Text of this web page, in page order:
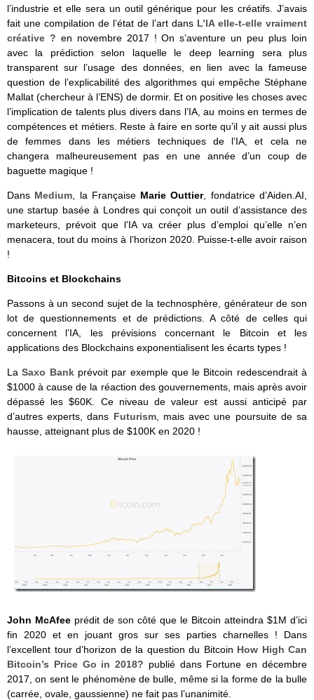
l’industrie et elle sera un outil générique pour les créatifs. J’avais
fait une compilation de l’état de l’art dans L’IA elle-t-elle vraiment
créative ? en novembre 2017 ! On s’aventure un peu plus loin
avec la prédiction selon laquelle le deep learning sera plus
transparent sur l’usage des données, en lien avec la fameuse
question de l’explicabilité des algorithmes qui empêche Stéphane
Mallat (chercheur à l’ENS) de dormir. Et on positive les choses avec
l’implication de talents plus divers dans l’IA, au moins en termes de
compétences et métiers. Reste à faire en sorte qu’il y ait aussi plus
de femmes dans les métiers techniques de l’IA, et cela ne
changera malheureusement pas en une année d’un coup de
baguette magique !
Dans Medium , la Française Marie Outtier, fondatrice d’Aiden.AI,
une startup basée à Londres qui conçoit un outil d’assistance des
marketeurs,
prévoit que l’IA va créer plus d’emploi qu’elle n’en
menacera, tout du moins à l’horizon 2020. Puisse-t-elle avoir raison
!
Bitcoins et Blockchains
Passons à un second sujet de la technosphère, générateur de son
lot de questionnements et de prédictions. A côté de celles qui
concernent l’IA, les prévisions concernant le Bitcoin et les
applications des Blockchains exponentialisent les écarts types !
LaSaxo Bankprévoit par exemple que le Bitcoin redescendrait à
$1000 à cause de la réaction des gouvernements, mais après avoir
dépassé les $60K. Ce niveau de valeur est aussi anticipé par
d’autres experts, dans Futurism, mais avec une poursuite de sa
hausse, atteignant plus de $100K en 2020 !
John McAfee prédit de son côté que le Bitcoin atteindra $1M d’ici
fin 2020 et en jouant gros sur ses parties charnelles ! Dans
l’excellent tour d’horizon de la question du Bitcoin How High Can
Bitcoin’s Price Go in 2018? publié dans Fortune en décembre
2017, on sent le phénomène de bulle, même si la forme de la bulle
(carrée, ovale, gaussienne) ne fait pas l’unanimité.